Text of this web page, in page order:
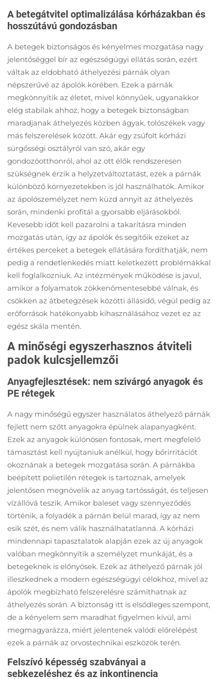
A betegátvitel optimalizálása kórházakban és
hosszútávú gondozásban
A betegek biztonságos és kényelmes mozgatása nagy
jelentőséggel bír az egészségügyi ellátás során, ezért
váltak az eldobható áthelyezési párnák olyan
népszerűvé az ápolók körében. Ezek a párnák
megkönnyítik az életet, mivel könnyűek, ugyanakkor
elég stabilak ahhoz, hogy a betegek biztonságban
maradjanak áthelyezés közben ágyak, tolószékek vagy
más felszerelések között. Akár egy zsúfolt kórházi
sürgősségi osztályról van szó, akár egy
gondozóotthonról, ahol az ott élők rendszeresen
szükségnek érzik a helyzetváltoztatást, ezek a párnák
különböző környezetekben is jól használhatók. Amikor
az ápolószemélyzet nem küzd annyit az áthelyezés
során, mindenki profitál a gyorsabb eljárásokból.
Kevesebb időt kell pazarolni a takarításra minden
mozgatás után, így az ápolók és segítőik ezeket az
értékes perceket a betegek ellátására fordíthatják, nem
pedig a rendetlenkedés miatt keletkezett problémákkal
kell foglalkozniuk. Az intézmények működése is javul,
amikor a folyamatok zökkenőmentesebbé válnak, és
csökken az átbetegzések közötti állásidő, végül pedig az
erőforrások hatékonyabb kihasználásához vezet ez az
egész skála mentén.
A minőségi egyszerhasznos átviteli
padok kulcsjellemzői
Anyagfejlesztések: nem szivárgó anyagok és
PE rétegek
A nagy minőségű egyszer használatos áthelyező párnák
fejlett nem szőtt anyagokra épülnek alapanyagként.
Ezek az anyagok különösen fontosak, mert megfelelő
támasztást kell nyújtaniuk anélkül, hogy bőrirritációt
okoznának a betegek mozgatása során. A párnákba
beépített polietilén rétegek is tartoznak, amelyek
jelentősen megnövelik az anyag tartósságát, és teljesen
vízállóvá teszik. Amikor baleset vagy szennyeződés
történik, a folyadék a párnán belül marad, így az nem
esik szét, és nem válik használhatatlanná. A kórházi
mindennapi tapasztalatok alapján ezek az új anyagok
valóban megkönnyítik a személyzet munkáját, és a
betegeknek is előnyösek. Ezek az áthelyező párnák jól
illeszkednek a modern egészségügyi célokhoz, mivel az
ápolók megbízható felszerelésre számíthatnak az
áthelyezés során. A biztonság itt is elsődleges szempont,
de a kényelem sem maradhat figyelmen kívül, ami
megmagyarázza, miért jelentenek valódi előrelépést
ezek a párnák az orvostechnikai eszközök terén.
Felszívó képesség szabványai a
sebkezeléshez és az inkontinencia